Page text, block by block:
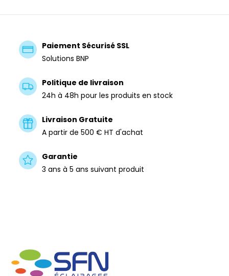
Paiement Sécurisé SSL
Solutions BNP
Politique de livraison
24h à 48h pour les produits en stock
Livraison Gratuite
A partir de 500 € HT d'achat
Garantie
3 ans à 5 ans suivant produit